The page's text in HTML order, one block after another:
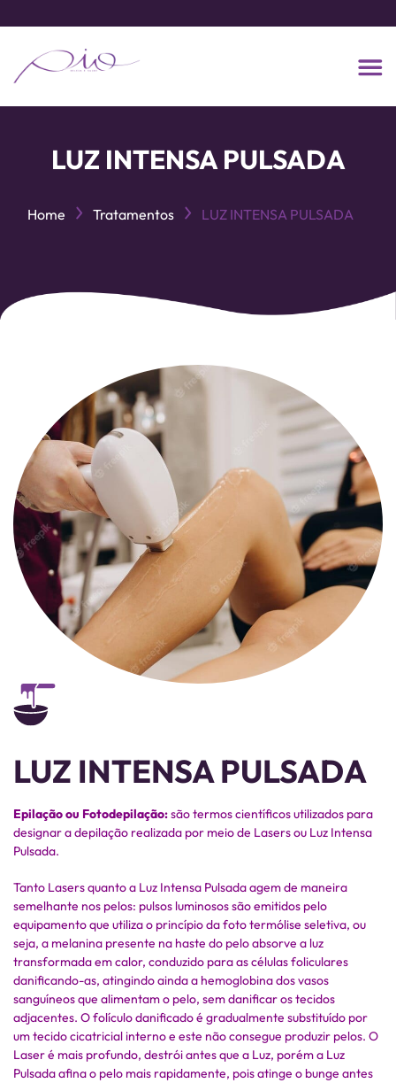
LUZ INTENSA PULSADA
Home Tratamentos LUZ INTENSA PULSADA
LUZ INTENSA PULSADA
Epilação ou Fotodepilação:são termos científicos utilizados para
designar a depilação realizada por meio de Lasers ou Luz Intensa
Pulsada.
Tanto Lasers quanto a Luz Intensa Pulsada agem de maneira
semelhante nos pelos: pulsos luminosos são emitidos pelo
equipamento que utiliza o princípio da foto termólise seletiva, ou
seja, a melanina presente na haste do pelo absorve a luz
transformada em calor, conduzido para as células foliculares
danificando-as, atingindo ainda a hemoglobina dos vasos
sanguíneos que alimentam o pelo, sem danificar os tecidos
adjacentes. O folículo danificado é gradualmente substituído por
um tecido cicatricial interno e este não consegue produzir pelos. O
Laser é mais profundo, destrói antes que a Luz, porém a Luz
Pulsada afina o pelo mais rapidamente, pois atinge o bunge antes